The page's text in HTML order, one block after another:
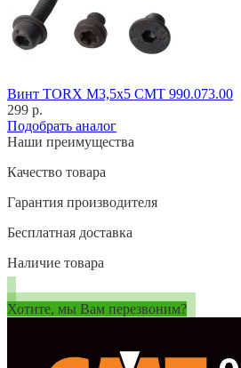
Винт TORX M3,5x5 CMT 990.073.00
299 р.
Подобрать аналог
Наши преимущества
Качество товара
Гарантия производителя
Бесплатная доставка
Наличие товара
Хотите, мы Вам перезвоним?